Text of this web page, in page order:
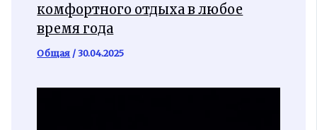
комфортного отдыха в любое
время года
Общая /30.04.2025